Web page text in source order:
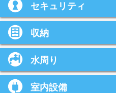
セキュリティ
収納
水周り
室内設備